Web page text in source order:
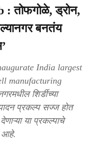
तोफगोळे, ड्रोन,
बनतंय
India largest
manufacturing
शिर्डीच्या
प्रकल्प सज्ज होत
या प्रकल्पाचे
आहे.